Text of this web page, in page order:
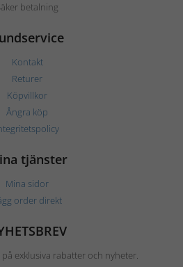
betalning
Kontakt
Returer
Köpvillkor
Ångra köp
tjänster
Mina sidor
order direkt
exklusiva rabatter och nyheter.